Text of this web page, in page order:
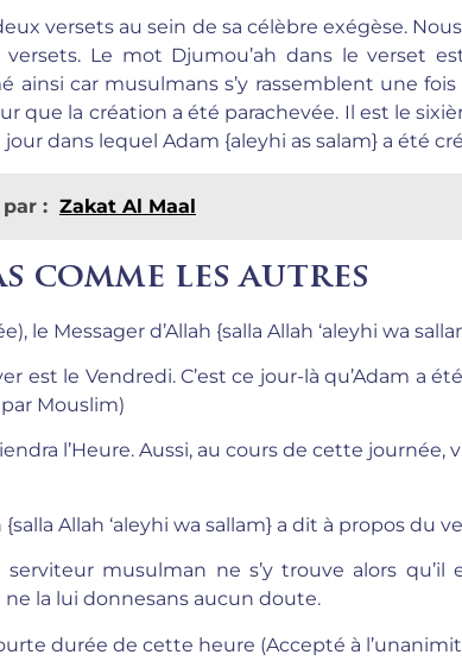
versets au sein de sa célèbre exégèse.
Le mot Djumou’ah dans le verset
ainsi car musulmans s’y rassemblent une
que la création a été parachevée. Il est le
jour dans lequel Adam {aleyhi as salam} a été
: Zakat Al Maal
comme les autres
le Messager d’Allah {salla Allah ‘aleyhi wa
est le Vendredi. C’est ce jour-là qu’Adam a
par Mouslim)
l’Heure. Aussi, au cours de cette
{salla Allah ‘aleyhi wa sallam} a dit à propos du
serviteur musulman ne s’y trouve alors
ne la lui donnesans aucun doute.
durée de cette heure (Accepté à